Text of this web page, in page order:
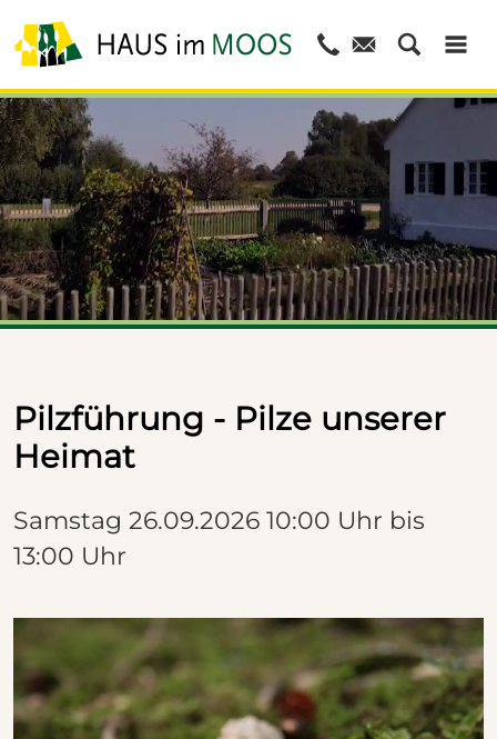
Pilzführung - Pilze unserer
Heimat
Samstag 26.09.2026 10:00 Uhr bis
13:00 Uhr